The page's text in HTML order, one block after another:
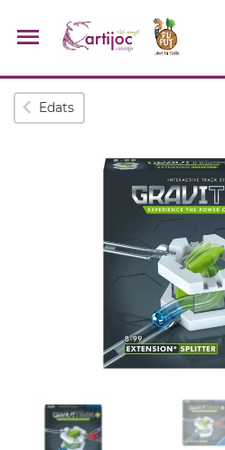
Cerques populars
parquing tinkering
Edats